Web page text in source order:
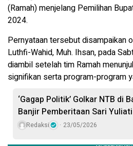
(Ramah) menjelang Pemilihan
2024.
Pernyataan tersebut disampaikan
Luthfi-Wahid, Muh. Ihsan, pada
diambil setelah tim Ramah
signifikan serta program-program
‘Gagap Politik’ Golkar NTB di
Banjir Pemberitaan Sari Yuliati
Redaksi 23/05/2026